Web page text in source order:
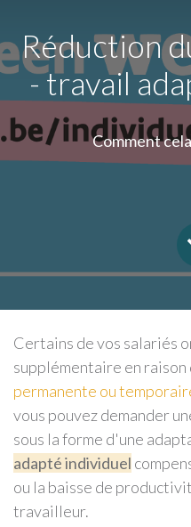
Réduction
- travail
Comment
Certains de vos salariés
supplémentaire en raison
permanente ou
vous pouvez demander
sous la forme d'une
adapté individuel
ou la baisse de
travailleur.